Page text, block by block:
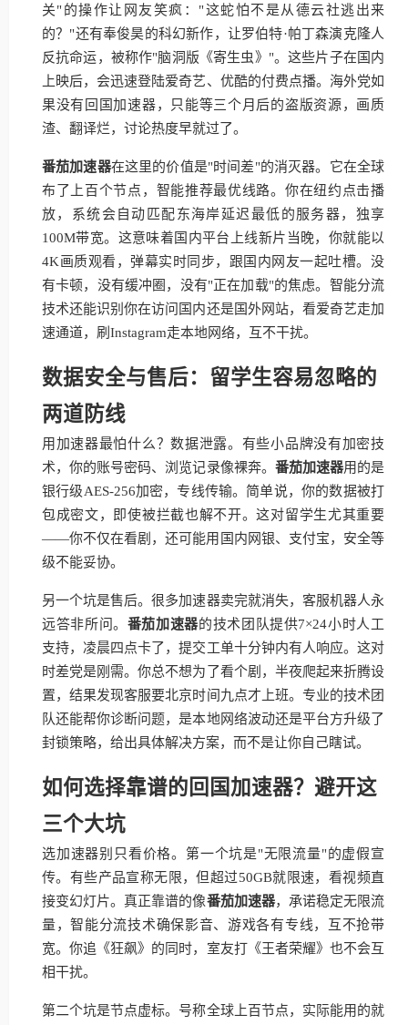
关"的操作让网友笑疯："这蛇怕不是从德云社逃出来
的？"还有奉俊昊的科幻新作，让罗伯特·帕丁森演克隆人
反抗命运，被称作"脑洞版《寄生虫》"。这些片子在国内
上映后，会迅速登陆爱奇艺、优酷的付费点播。海外党如
果没有回国加速器，只能等三个月后的盗版资源，画质
渣、翻译烂，讨论热度早就过了。
番茄加速器在这里的价值是"时间差"的消灭器。它在全球
布了上百个节点，智能推荐最优线路。你在纽约点击播
放，系统会自动匹配东海岸延迟最低的服务器，独享
100M带宽。这意味着国内平台上线新片当晚，你就能以
4K画质观看，弹幕实时同步，跟国内网友一起吐槽。没
有卡顿，没有缓冲圈，没有"正在加载"的焦虑。智能分流
技术还能识别你在访问国内还是国外网站，看爱奇艺走加
速通道，刷Instagram走本地网络，互不干扰。
数据安全与售后：留学生容易忽略的
两道防线
用加速器最怕什么？数据泄露。有些小品牌没有加密技
术，你的账号密码、浏览记录像裸奔。 番茄加速器用的是
银行级AES-256加密，专线传输。简单说，你的数据被打
包成密文，即使被拦截也解不开。这对留学生尤其重要
——你不仅在看剧，还可能用国内网银、支付宝，安全等
级不能妥协。
另一个坑是售后。很多加速器卖完就消失，客服机器人永
远答非所问。 番茄加速器的技术团队提供7×24小时人工
支持，凌晨四点卡了，提交工单十分钟内有人响应。这对
时差党是刚需。你总不想为了看个剧，半夜爬起来折腾设
置，结果发现客服要北京时间九点才上班。专业的技术团
队还能帮你诊断问题，是本地网络波动还是平台方升级了
封锁策略，给出具体解决方案，而不是让你自己瞎试。
如何选择靠谱的回国加速器？避开这
三个大坑
选加速器别只看价格。第一个坑是"无限流量"的虚假宣
传。有些产品宣称无限，但超过50GB就限速，看视频直
接变幻灯片。真正靠谱的像番茄加速器，承诺稳定无限流
量，智能分流技术确保影音、游戏各有专线，互不抢带
宽。你追《狂飙》的同时，室友打《王者荣耀》也不会互
相干扰。
第二个坑是节点虚标。号称全球上百节点，实际能用的就